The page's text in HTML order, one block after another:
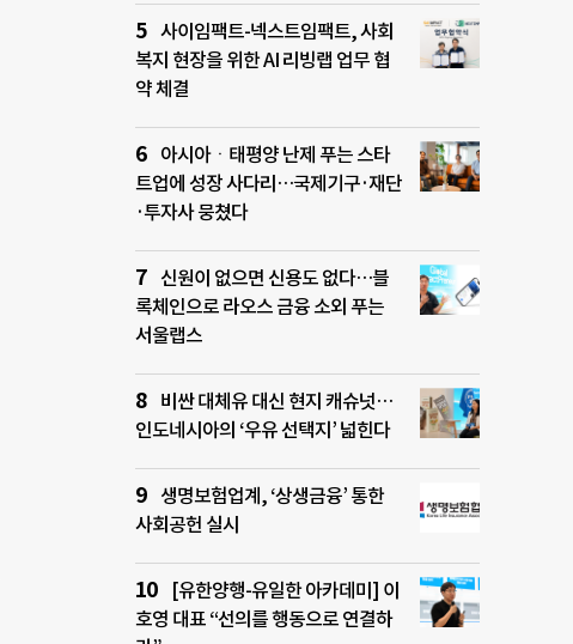
사이임팩트-넥스트임팩트, 사회
복지 현장을 위한 AI 리빙랩 업무 협
약 체결
아시아ㆍ태평양 난제 푸는 스타
트업에 성장 사다리…국제기구·재단
·투자사 뭉쳤다
신원이 없으면 신용도 없다…블
록체인으로 라오스 금융 소외 푸는
서울랩스
비싼 대체유 대신 현지 캐슈넛…
인도네시아의 ‘우유 선택지’ 넓힌다
생명보험업계, ‘상생금융’ 통한
사회공헌 실시
[유한양행-유일한 아카데미] 이
호영 대표 “선의를 행동으로 연결하